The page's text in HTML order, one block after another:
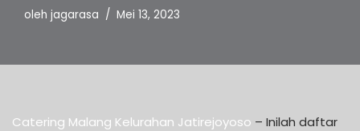
oleh jagarasa Mei 13, 2023
Catering Malang Kelurahan Jatirejoyoso – Inilah daftar